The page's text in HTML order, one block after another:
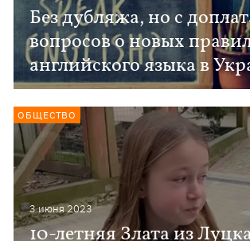
Без дубляжа, но с
вопросов о новых
английского языка в
3 июня 2023
10-летняя Злата из
ОБЩЕСТВО